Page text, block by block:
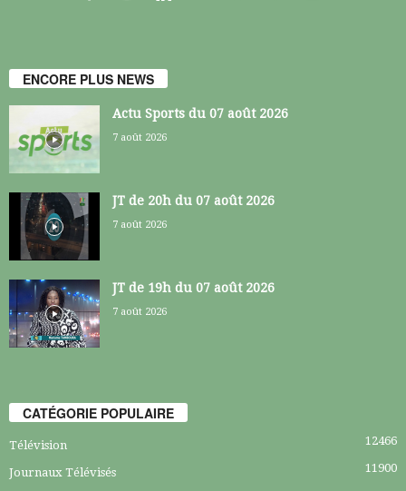
ENCORE PLUS NEWS
Actu Sports du 07 août 2026
7 août 2026
JT de 20h du 07 août 2026
7 août 2026
JT de 19h du 07 août 2026
7 août 2026
CATÉGORIE POPULAIRE
Télévision 12466
Journaux Télévisés
11900